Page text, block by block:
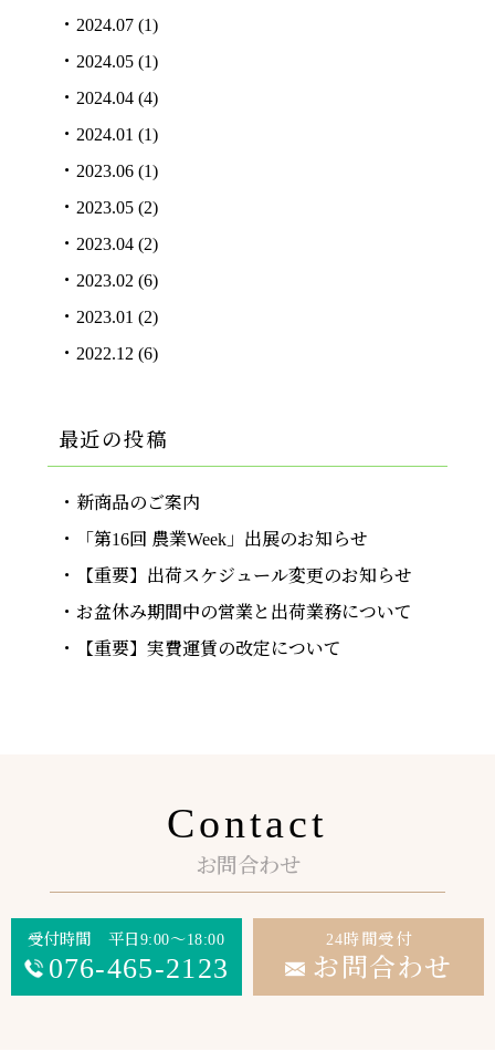
2024.07(1)
2024.05(1)
2024.04(4)
2024.01 (1)
2023.06(1)
2023.05(2)
2023.04(2)
2023.02 (6)
2023.01 (2)
2022.12 (6)
最近の投稿
新商品のご案内
「第16回 農業Week」出展のお知らせ
【重要】出荷スケジュール変更のお知らせ
お盆休み期間中の営業と出荷業務について
【重要】実費運賃の改定について
Contact
お問合わせ
受付時間 平日9:00～18:00
076-465-2123
24時間受付
お問合わせ